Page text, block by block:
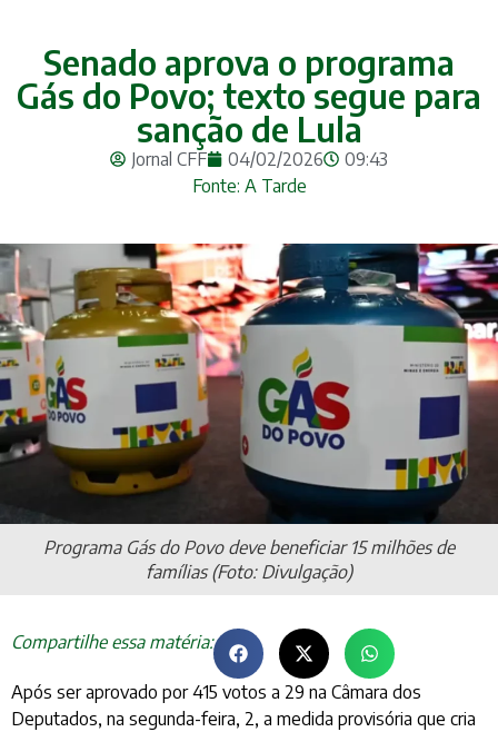
Senado aprova o programa
Gás do Povo; texto segue para
sanção de Lula
Jornal CFF 04/02/2026
09:43
Fonte: A Tarde
Programa Gás do Povo deve beneficiar 15 milhões de
famílias (Foto: Divulgação)
Compartilhe essa matéria:
Após ser aprovado por 415 votos a 29 na Câmara dos
Deputados, na segunda-feira, 2, a medida provisória que cria